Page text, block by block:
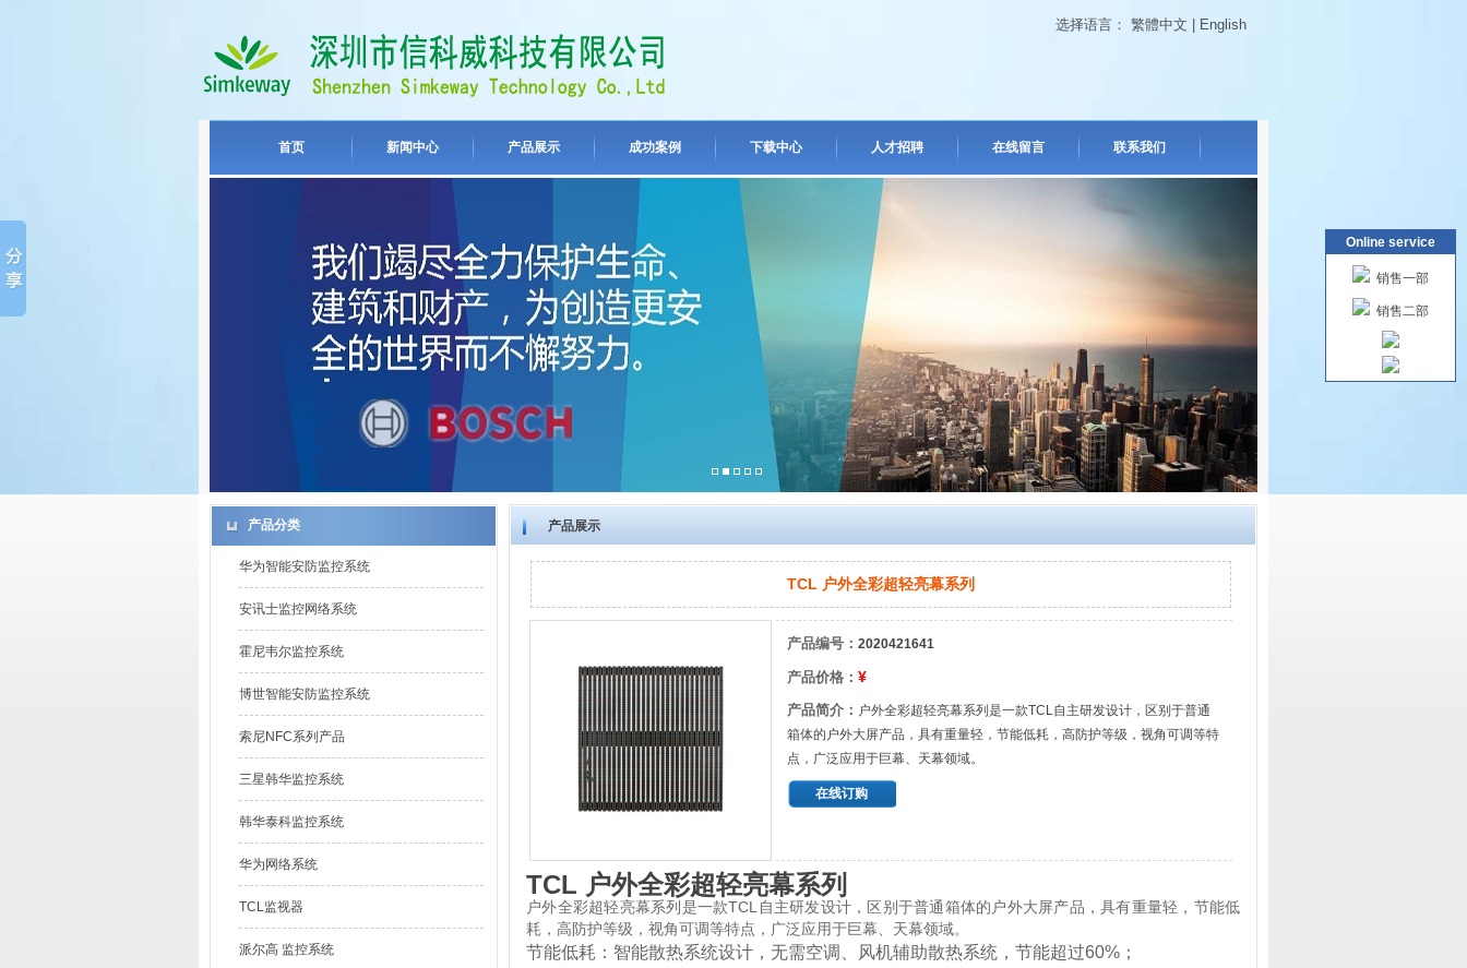
选择语言： 繁體中文 English
首页 新闻中心 产品展示 成功案例 下载中心 人才招聘 在线留言 联系我们
产品分类
华为智能安防监控系统
安讯士监控网络系统
霍尼韦尔监控系统
博世智能安防监控系统
索尼NFC系列产品
三星韩华监控系统
韩华泰科监控系统
华为网络系统
TCL监视器
派尔高 监控系统
产品展示
TCL 户外全彩超轻亮幕系列
产品编号： 2020421641
产品价格： ¥
产品简介： 户外全彩超轻亮幕系列是一款TCL自主研发设计，区别于普通
箱体的户外大屏产品，具有重量轻，节能低耗，高防护等级，视角可调等特
点，广泛应用于巨幕、天幕领域。​
在线订购
TCL 户外全彩超轻亮幕系列
户外全彩超轻亮幕系列是一款TCL自主研发设计，区别于普通箱体的户外大屏产品，具有重量轻，节能低
耗，高防护等级，视角可调等特点，广泛应用于巨幕、天幕领域。
节能低耗：智能散热系统设计，无需空调、风机辅助散热系统，节能超过60%；
Online service
销售一部
销售二部